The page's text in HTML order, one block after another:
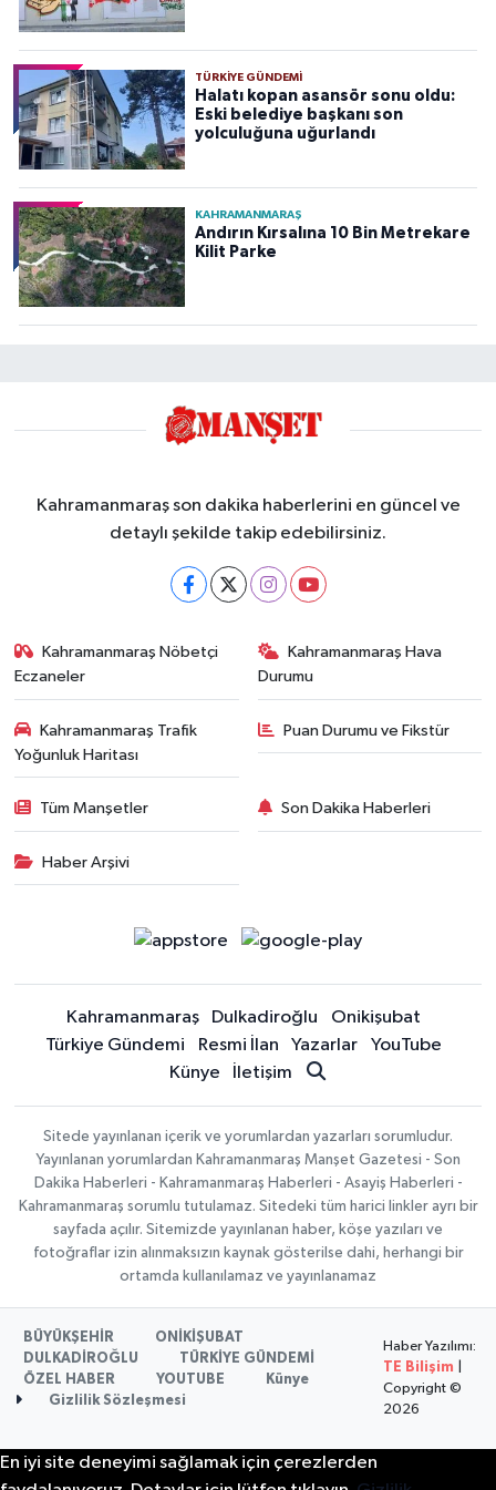
TÜRKIYE GÜNDEMI
Halatı kopan asansör sonu oldu:
Eski belediye başkanı son
yolculuğuna uğurlandı
KAHRAMANMARAŞ
Andırın Kırsalına 10 Bin Metrekare
Kilit Parke
Kahramanmaraş son dakika haberlerini en güncel ve
detaylı şekilde takip edebilirsiniz.
Kahramanmaraş Nöbetçi
Eczaneler
Kahramanmaraş Hava
Durumu
Kahramanmaraş Trafik
Yoğunluk Haritası
Puan Durumu ve Fikstür
Tüm Manşetler Son Dakika Haberleri
Haber Arşivi
Kahramanmaraş Dulkadiroğlu
Onikişubat
Türkiye Gündemi
Resmi İlan Yazarlar
YouTube
Künye
İletişim
Sitede yayınlanan içerik ve yorumlardan yazarları sorumludur.
Yayınlanan yorumlardan Kahramanmaraş Manşet Gazetesi - Son
Dakika Haberleri - Kahramanmaraş Haberleri - Asayiş Haberleri -
Kahramanmaraş sorumlu tutulamaz. Sitedeki tüm harici linkler ayrı bir
sayfada açılır. Sitemizde yayınlanan haber, köşe yazıları ve
fotoğraflar izin alınmaksızın kaynak gösterilse dahi, herhangi bir
ortamda kullanılamaz ve yayınlanamaz
BÜYÜKŞEHİR
ONİKİŞUBAT
DULKADİROĞLU
TÜRKİYE GÜNDEMİ
ÖZEL HABER
YOUTUBE
Künye
Gizlilik Sözleşmesi
Haber Yazılımı:
TE Bilişim
Copyright ©
2026
En iyi site deneyimi sağlamak için çerezlerden